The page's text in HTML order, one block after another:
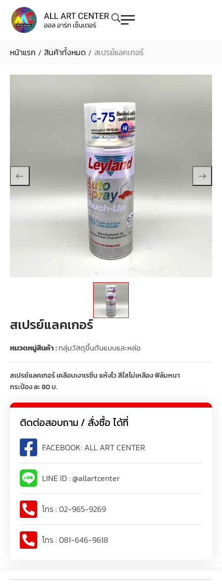
หน้าแรก / สินค้าทั้งหมด / สเปรย์แลคเกอร์
สเปรย์แลคเกอร์
หมวดหมู่สินค้า :กลุ่มวัสดุขึ้นต้นแบบและหล่อ
สเปรย์แลคเกอร์ เคลือบเงาเรซิ่น แห้งไว สีใสไม่เหลือง ฟิล์มหนา
กระป๋อง ละ 80 บ.
ติดต่อสอบถาม / สั่งซื้อ ได้ที่
FACEBOOK: ALL ART CENTER
LINE ID : @allartcenter
โทร : 02-965-9269
โทร : 081-646-9618